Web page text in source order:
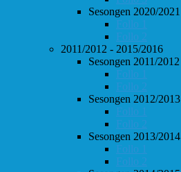
Sesongen 2020/2021
Follo 1
Follo 2
2011/2012 - 2015/2016
Sesongen 2011/2012
Follo 1
Follo 2
Sesongen 2012/2013
Follo 1
Follo 2
Sesongen 2013/2014
Follo 1
Follo 2